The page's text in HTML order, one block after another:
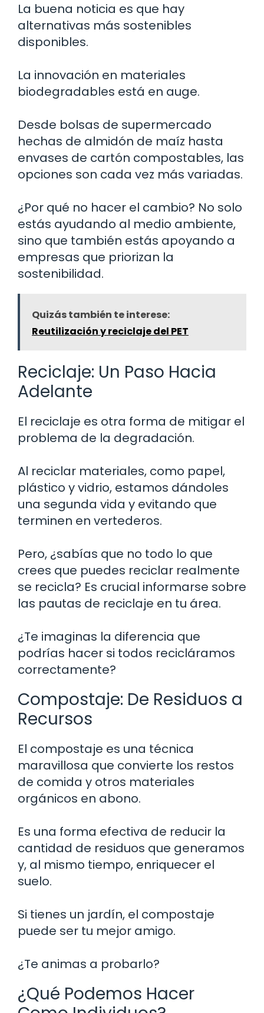
La buena noticia es que hay
alternativas más sostenibles
disponibles.
La innovación en materiales
biodegradables está en auge.
Desde bolsas de supermercado
hechas de almidón de maíz hasta
envases de cartón compostables, las
opciones son cada vez más variadas.
¿Por qué no hacer el cambio? No solo
estás ayudando al medio ambiente,
sino que también estás apoyando a
empresas que priorizan la
sostenibilidad.
Quizás también te interese:
Reutilización y reciclaje del PET
Reciclaje: Un Paso Hacia
Adelante
El reciclaje es otra forma de mitigar el
problema de la degradación.
Al reciclar materiales, como papel,
plástico y vidrio, estamos dándoles
una segunda vida y evitando que
terminen en vertederos.
Pero, ¿sabías que no todo lo que
crees que puedes reciclar realmente
se recicla? Es crucial informarse sobre
las pautas de reciclaje en tu área.
¿Te imaginas la diferencia que
podrías hacer si todos recicláramos
correctamente?
Compostaje: De Residuos a
Recursos
El compostaje es una técnica
maravillosa que convierte los restos
de comida y otros materiales
orgánicos en abono.
Es una forma efectiva de reducir la
cantidad de residuos que generamos
y, al mismo tiempo, enriquecer el
suelo.
Si tienes un jardín, el compostaje
puede ser tu mejor amigo.
¿Te animas a probarlo?
¿Qué Podemos Hacer